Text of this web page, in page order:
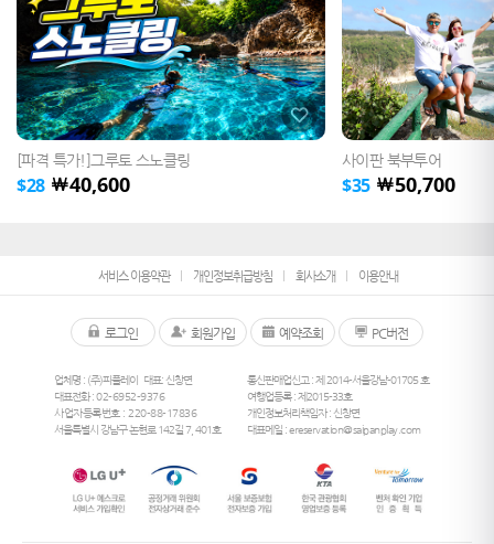
[파격 특가!]그루토 스노클링
$28 ￦40,600
사이판 북부투어
$35 ￦50,700
서비스 이용약관 개인정보취급방침 회사소개 이용안내
로그인 회원가입 예약조회 PC버전
업체명 : (주)피플레이
대표: 신창면
대표전화 :02-6952-9376
사업자등록번호 : 220-88-17836
서울특별시 강남구 논현로 142길 7, 401호
통신판매업신고 : 제 2014-서울강남-01705 호
여행업등록 : 제2015-33호
개인정보처리책임자 : 신창면
대표메일 :ereservation@saipanplay.com